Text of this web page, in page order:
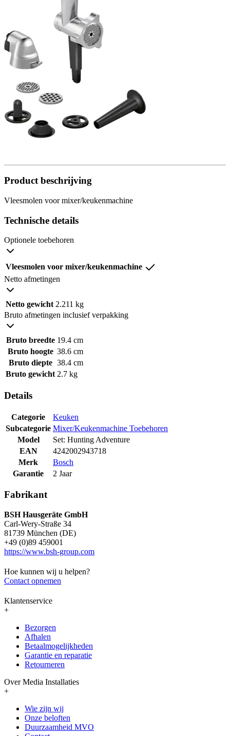
Product beschrijving
Vleesmolen voor mixer/keukenmachine
Technische details
Optionele toebehoren
Vleesmolen voor mixer/keukenmachine
Netto afmetingen
Netto gewicht 2.211 kg
Bruto afmetingen inclusief verpakking
Bruto breedte 19.4 cm
Bruto hoogte 38.6 cm
Bruto diepte 38.4 cm
Bruto gewicht 2.7 kg
Details
Categorie
Keuken
Subcategorie Mixer/Keukenmachine Toebehoren
Model
Set: Hunting Adventure
EAN
4242002943718
Merk
Bosch
Garantie
2 Jaar
Fabrikant
BSH Hausgeräte GmbH
Carl-Wery-Straße 34
81739 München (DE)
+49 (0)89 459001
https://www.bsh-group.com
Hoe kunnen wij u helpen?
Contact opnemen
Klantenservice
+
Bezorgen
Afhalen
Betaalmogelijkheden
Garantie en reparatie
Retourneren
Over Media Installaties
+
Wie zijn wij
Onze beloften
Duurzaamheid MVO